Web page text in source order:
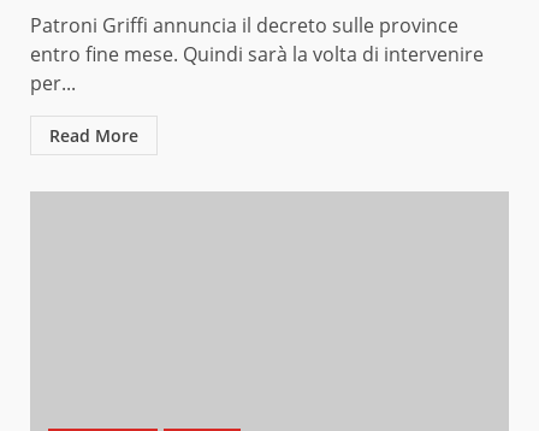
Patroni Griffi annuncia il decreto sulle province
entro fine mese. Quindi sarà la volta di intervenire
per...
Read More